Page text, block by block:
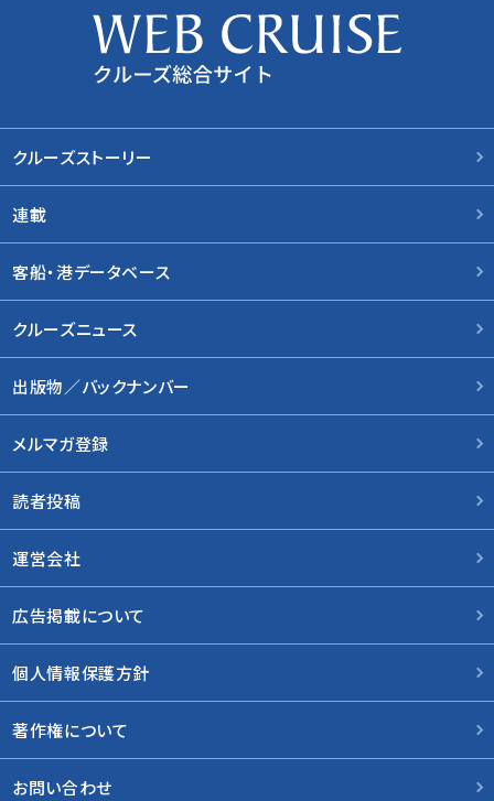
クルーズストーリー
連載
客船・港データベース
クルーズニュース
出版物／バックナンバー
メルマガ登録
読者投稿
運営会社
広告掲載について
個人情報保護方針
著作権について
お問い合わせ